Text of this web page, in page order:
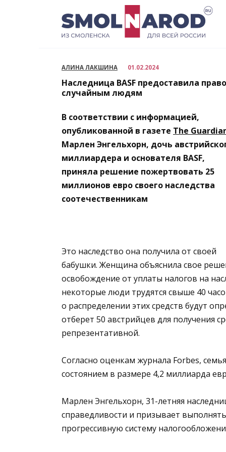
АЛИНА ЛАКШИНА 01.02.2024
Наследница BASF предоставила
случайным людям
В соответствии с информацией,
опубликованной в газете The
Марлен Энгельхорн, дочь
миллиардера и основателя BASF,
приняла решение пожертвовать 25
миллионов евро своего наследства
соотечественникам
Это наследство она получила от своей
бабушки. Женщина объяснила свое
освобождение от уплаты налогов на
некоторые люди трудятся свыше 40
о распределении этих средств будут
отберет 50 австрийцев для получения
репрезентативной.
Согласно оценкам журнала Forbes,
состоянием в размере 4,2 миллиарда
Марлен Энгельхорн, 31-летняя
справедливости и призывает
прогрессивную систему